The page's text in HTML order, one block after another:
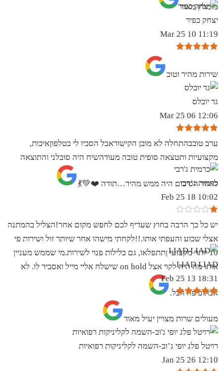
מומלץ מאוד
יצחק כפיר
11:19 10 Mar 25
שירות מהיר וטוב
גד יובלס
12:06 06 Mar 25
ערב טובבהתחלה לא מובן הקישוראבל הסביו לי בטלפוןאיכות,
מקצועיות ותטצאה סופית טובה מעודהשיח היה סובלני והתוצאה
לאחר הסיכום היה ממש מהיר…תודה ❤️💚💃
כרמית ג’רבי
10:02 18 Feb 25
יש כל כך הרבה בחוץ שעדיף לכם לחפש מקום אחר!הצליל בהמתנה
אצלי שבוע והעפתי אותו.!!לקחתי מישהו אחר שיותר זול ושירות פי
10 יותר מקצועי ןתתפלאו, גם בלילות פנוי לשירות.מי שממש מעניין
אותו מה היה לקוי אצל on hold שישלח אליי מייל ואסביר לו. לא
אכתוב פה הכל.
LIAD LIAD
18:31 13 Feb 25
מעולים שרות מצויין יעיל מאוד
רויטל פלג יופי ג’וב-השמה לקליניקות רפואיות
12:10 26 Jan 25